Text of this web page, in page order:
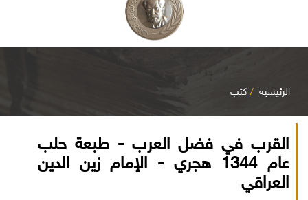
الرئيسية كتب
القرب في فضل العرب - طبعة حلب
عام 1344 هجري - الإمام زين الدين
العراقي